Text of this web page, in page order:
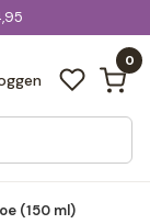
0
alle resultaten
(150 ml)